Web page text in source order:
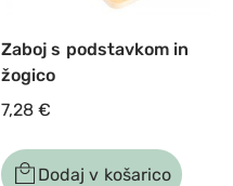
Zaboj s podstavkom in
žogico
7,28€
Dodaj v košarico